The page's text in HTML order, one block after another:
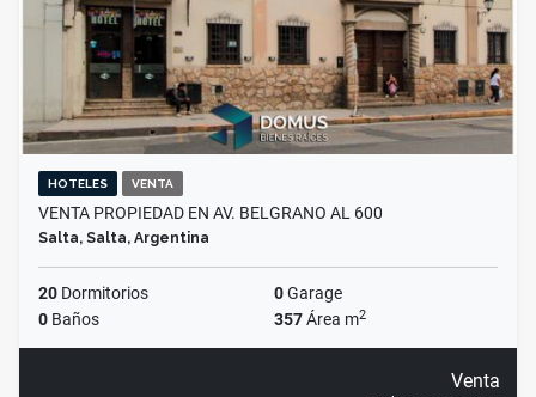
HOTELES VENTA
VENTA PROPIEDAD EN AV. BELGRANO AL 600
Salta, Salta, Argentina
20 Dormitorios 0Garage
0 Baños 357Área m2
Venta